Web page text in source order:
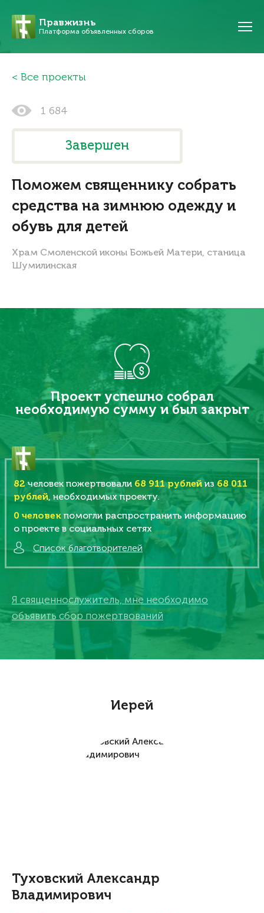
Правжизнь
Платформа объявленных сборов
Все проекты
1 684
Завершен
Поможем священнику собрать
средства на зимнюю одежду и
обувь для детей
Храм Смоленской иконы Божьей Матери, станица
Шумилинская
Проект успешно собрал
необходимую сумму и был закрыт
82 человек пожертвовали 68 911 рублей из 68 011
рублей, необходимых проекту.
0 человек помогли распространить информацию
о проекте в социальных сетях
Список благотворителей
Я священнослужитель, мне необходимо
объявить сбор пожертвований
Иерей
Туховский Александр
Владимирович